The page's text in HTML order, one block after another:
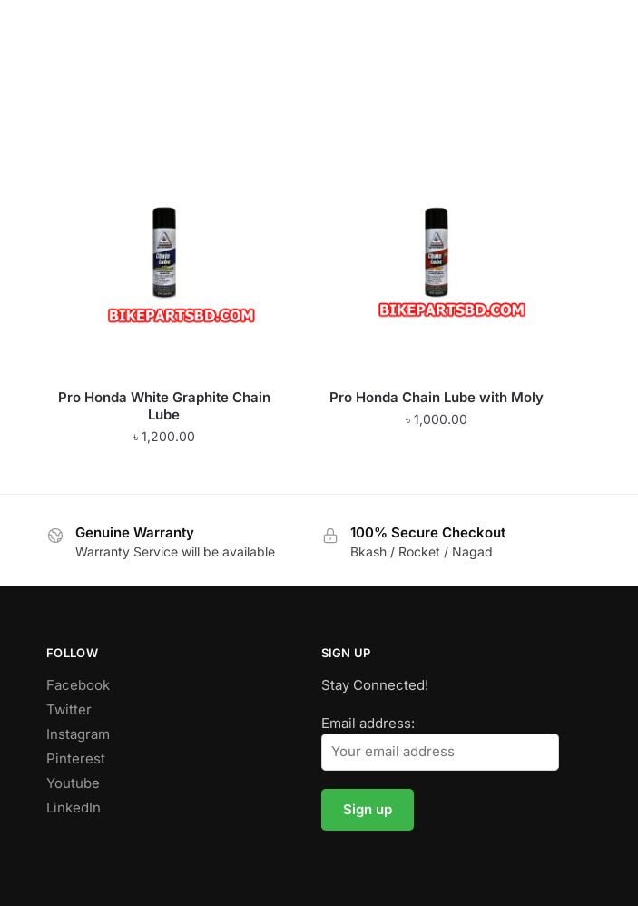
Pro Honda White Graphite Chain
Lube
৳ 1,200.00
Pro Honda Chain Lube with Moly
৳ 1,000.00
Genuine Warranty
Warranty Service will be available
100% Secure Checkout
Bkash / Rocket / Nagad
FOLLOW
Facebook
Twitter
Instagram
Pinterest
Youtube
LinkedIn
SIGN UP
Stay Connected!
Email address: